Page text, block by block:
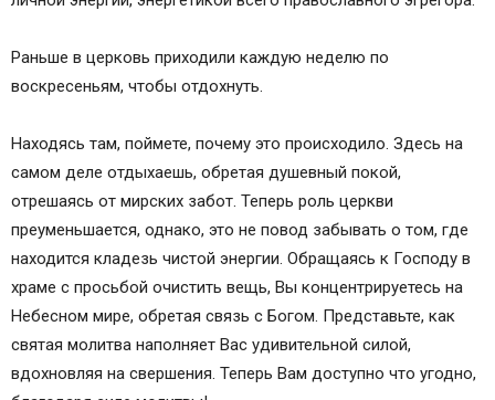
Раньше в церковь приходили каждую неделю по
воскресеньям, чтобы отдохнуть.
Находясь там, поймете, почему это происходило. Здесь на
самом деле отдыхаешь, обретая душевный покой,
отрешаясь от мирских забот. Теперь роль церкви
преуменьшается, однако, это не повод забывать о том, где
находится кладезь чистой энергии. Обращаясь к Господу в
храме с просьбой очистить вещь, Вы концентрируетесь на
Небесном мире, обретая связь с Богом. Представьте, как
святая молитва наполняет Вас удивительной силой,
вдохновляя на свершения. Теперь Вам доступно что угодно,